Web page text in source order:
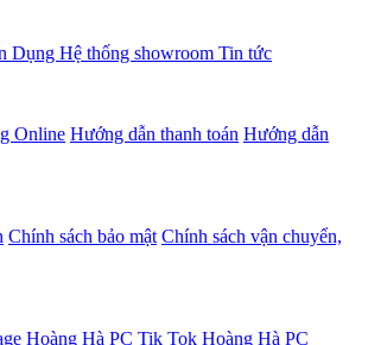
Dụng Hệ thống showroom Tin tức
Online Hướng dẫn thanh toán Hướng dẫn
Chính sách bảo mật Chính sách vận chuyển,
Hoàng Hà PC Tik Tok Hoàng Hà PC